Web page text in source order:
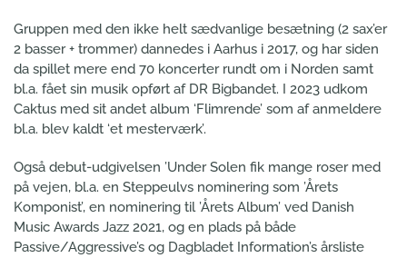
Gruppen med den ikke helt sædvanlige besætning (2 sax’er
2 basser + trommer) dannedes i Aarhus i 2017, og har siden
da spillet mere end 70 koncerter rundt om i Norden samt
bl.a. fået sin musik opført af DR Bigbandet. I 2023 udkom
Caktus med sit andet album ‘Flimrende’ som af anmeldere
bl.a. blev kaldt ‘et mesterværk’.
Også debut-udgivelsen ’Under Solen fik mange roser med
på vejen, bl.a. en Steppeulvs nominering som ’Årets
Komponist’, en nominering til ’Årets Album’ ved Danish
Music Awards Jazz 2021, og en plads på både
Passive/Aggressive’s og Dagbladet Information’s årsliste